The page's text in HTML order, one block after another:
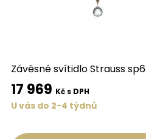
Závěsné svítidlo Strauss sp6
17 969 Kč s DPH
U vás do 2-4 týdnů